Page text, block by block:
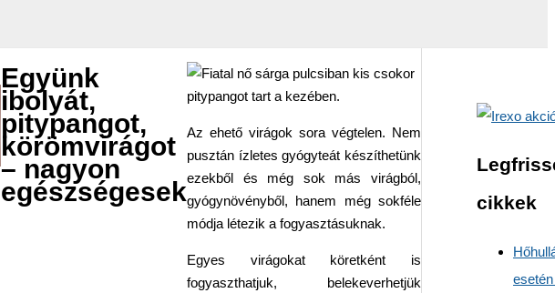
Együnk
ibolyát,
pitypangot,
körömvirágot
– nagyon
egészségesek
Az ehető virágok sora végtelen. Nem
pusztán ízletes gyógyteát készíthetünk
ezekből és még sok más virágból,
gyógynövényből, hanem még sokféle
módja létezik a fogyasztásuknak.
Egyes virágokat köretként is
fogyaszthatjuk, belekeverhetjük
cikkek